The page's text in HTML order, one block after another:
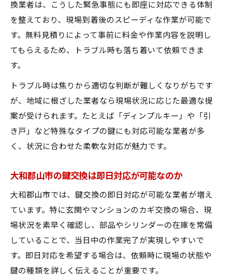
換業者は、こうした緊急事態にも即座に対応できる体制
を整えており、現場到着後のスピーディな作業が可能で
す。無料見積りによって事前に料金や作業内容を説明し
てもらえるため、トラブル時も落ち着いて依頼できま
す。
トラブル時は焦りから適切な判断が難しくなりがちです
が、地域に根ざした業者なら現場状況に応じた最適な提
案が受けられます。たとえば「ディンプルキー」や「引
き戸」など特殊なタイプの鍵にも対応可能な業者が多
く、状況に合わせた柔軟な対応が魅力です。
大和郡山市の鍵交換は即日対応が可能なのか
大和郡山市では、鍵交換の即日対応が可能な業者が増え
ています。特に玄関やマンションのカギ交換の場合、現
場状況を素早く確認し、部品やシリンダーの在庫を常備
していることで、当日中の作業完了が実現しやすいで
す。即日対応を希望する場合は、依頼時に現場の状態や
鍵の種類を詳しく伝えることが重要です。